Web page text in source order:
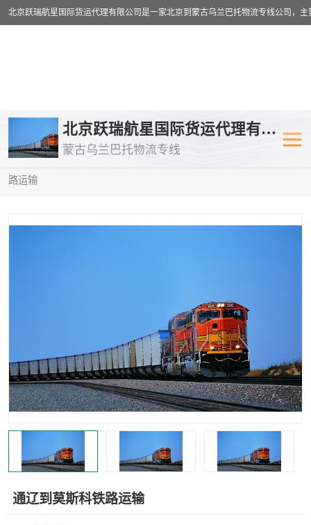
北京跃瑞航星国际货运代理有限公司
蒙古乌兰巴托物流专线
路运输
通辽到莫斯科铁路运输
乌兰巴托物流专线 乌兰巴托铁
乌兰巴托公路运输
中欧班列
蒙古乌兰巴托双清包税 蒙古乌兰巴